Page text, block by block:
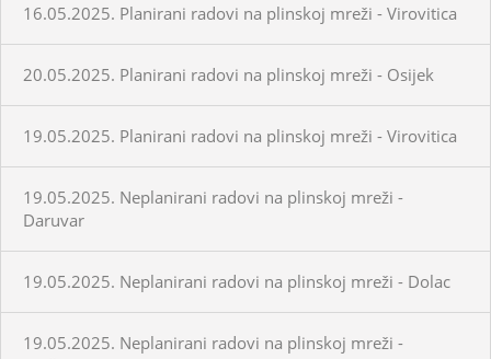
16.05.2025. Planirani radovi na plinskoj mreži - Virovitica
20.05.2025. Planirani radovi na plinskoj mreži - Osijek
19.05.2025. Planirani radovi na plinskoj mreži - Virovitica
19.05.2025. Neplanirani radovi na plinskoj mreži -
Daruvar
19.05.2025. Neplanirani radovi na plinskoj mreži - Dolac
19.05.2025. Neplanirani radovi na plinskoj mreži -